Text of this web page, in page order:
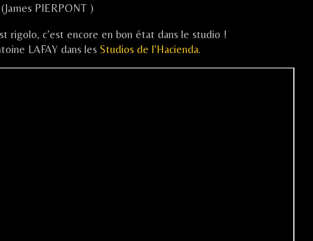
(James PIERPONT )
rigolo, c’est encore en bon état dans le studio !
LAFAY dans les Studios de l’Hacienda.